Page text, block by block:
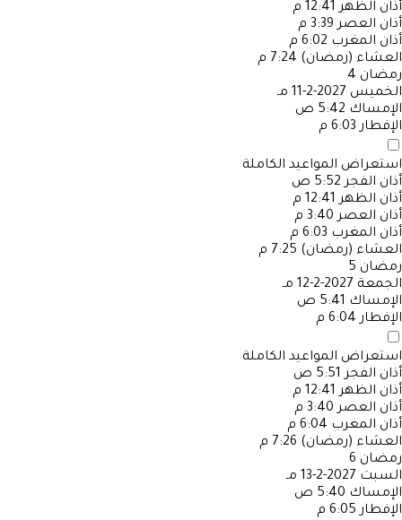
أذان الظهر 12:41 م
أذان العصر 3:39 م
أذان المغرب 6:02 م
العشاء (رمضان) 7:24 م
رمضان 4
الخميس 2027-2-11 مـ
الإمساك 5:42 ص
الإفطار 6:03 م
استعراض المواعيد الكاملة
أذان الفجر 5:52 ص
أذان الظهر 12:41 م
أذان العصر 3:40 م
أذان المغرب 6:03 م
العشاء (رمضان) 7:25 م
رمضان 5
الجمعة 2027-2-12 مـ
الإمساك 5:41 ص
الإفطار 6:04 م
استعراض المواعيد الكاملة
أذان الفجر 5:51 ص
أذان الظهر 12:41 م
أذان العصر 3:40 م
أذان المغرب 6:04 م
العشاء (رمضان) 7:26 م
رمضان 6
السبت 2027-2-13 مـ
الإمساك 5:40 ص
الإفطار 6:05 م